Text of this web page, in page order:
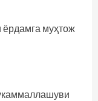
муҳтож